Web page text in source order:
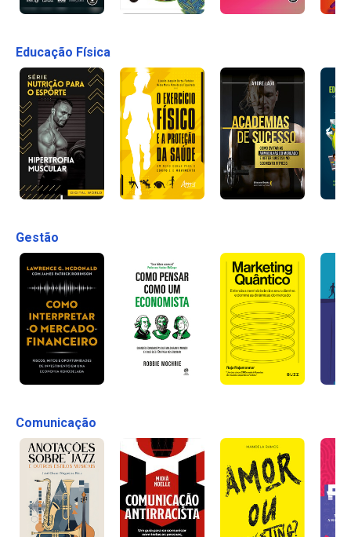
Educação Física
Gestão
Comunicação